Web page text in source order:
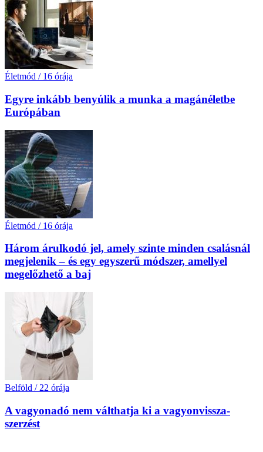
Életmód / 16 órája
Egyre inkább benyúlik a munka a magánéletbe
Európában
Életmód / 16 órája
Három árulkodó jel, amely szinte minden csalásnál
megjelenik – és egy egyszerű módszer, amellyel
megelőzhető a baj
Belföld / 22 órája
A vagyonadó nem válthatja ki a vagyon­vissza­
szerzést